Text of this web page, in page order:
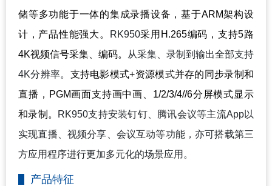
储等多功能于一体的集成录播设备，基于ARM架构设
计，产品性能强大。
RK950采用H.265编码，支持5路
4K视频信号采集、编码。
从采集、录制到输出全部支持
4K分辨率。 支持电影模式+资源模式并存的同步录制和
直播，PGM画面支持画中画、1/2/3/4//6分屏模式显示
和录制。
RK950支持安装钉钉、腾讯会议等主流App以
实现直播、视频分享、会议互动等功能，亦可搭载第三
方应用程序进行更加多元化的场景应用。
产品特征